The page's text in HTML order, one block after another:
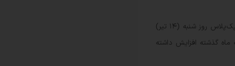
داده‌های دولتی این کشور نشان می‌دهد مصرف سوخت در ماه ژوئن ۱.۹ درصد بیشتر از سال گذشته بوده است. بر اساس این گزارش، هشت عضو اوپک‌پلاس روز شنبه (۱۴ تیر)
بشکه در روز تعدیل کنند که نسبت به بازگشت روزانه ۴۱۱ هزار بشکه‌ در سه ماه گذشته افزایش داشته